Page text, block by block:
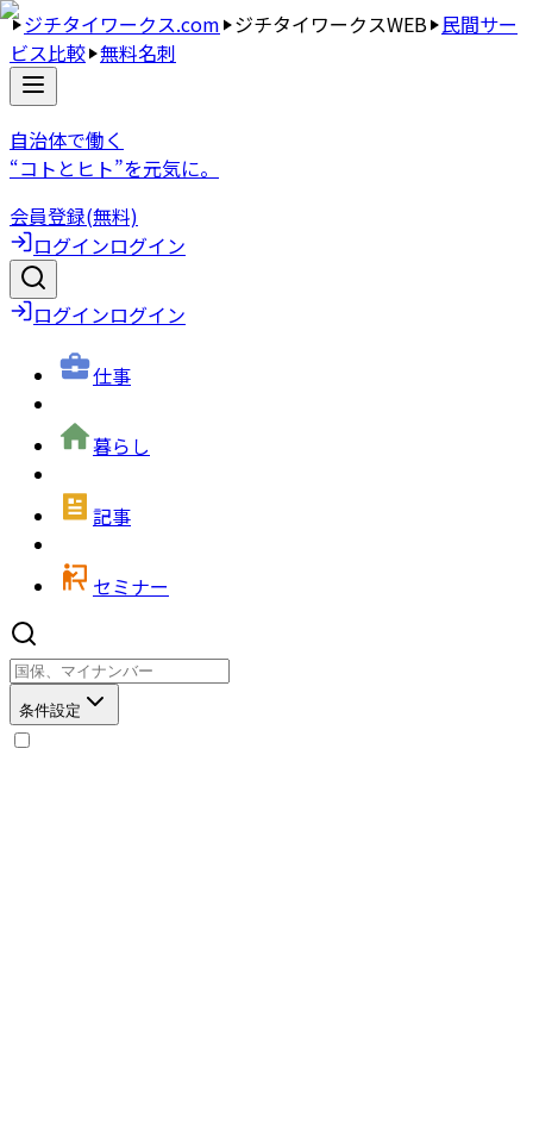
ジチタイワークス.com ジチタイワークスWEB 民間サー
ビス比較 無料名刺
自治体で働く
“コトとヒト”を元気に。
会員登録(無料)
ログインログイン
ログインログイン
仕事
暮らし
記事
セミナー
条件設定